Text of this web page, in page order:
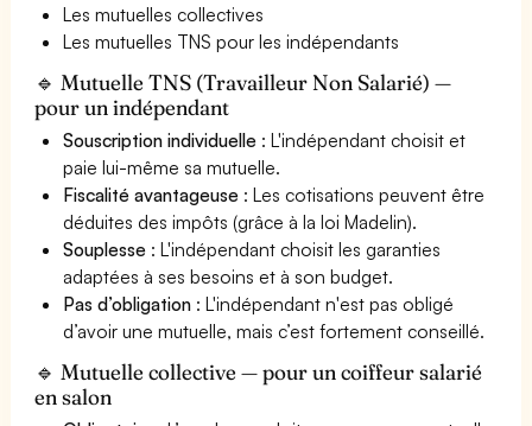
Les mutuelles collectives
Les mutuelles TNS pour les indépendants
🔹 Mutuelle TNS (Travailleur Non Salarié) —
pour un indépendant
Souscription individuelle : L'indépendant choisit et
paie lui-même sa mutuelle.
Fiscalité avantageuse : Les cotisations peuvent être
déduites des impôts (grâce à la loi Madelin).
Souplesse : L'indépendant choisit les garanties
adaptées à ses besoins et à son budget.
Pas d’obligation : L'indépendant n'est pas obligé
d’avoir une mutuelle, mais c’est fortement conseillé.
🔹 Mutuelle collective — pour un coiffeur salarié
en salon